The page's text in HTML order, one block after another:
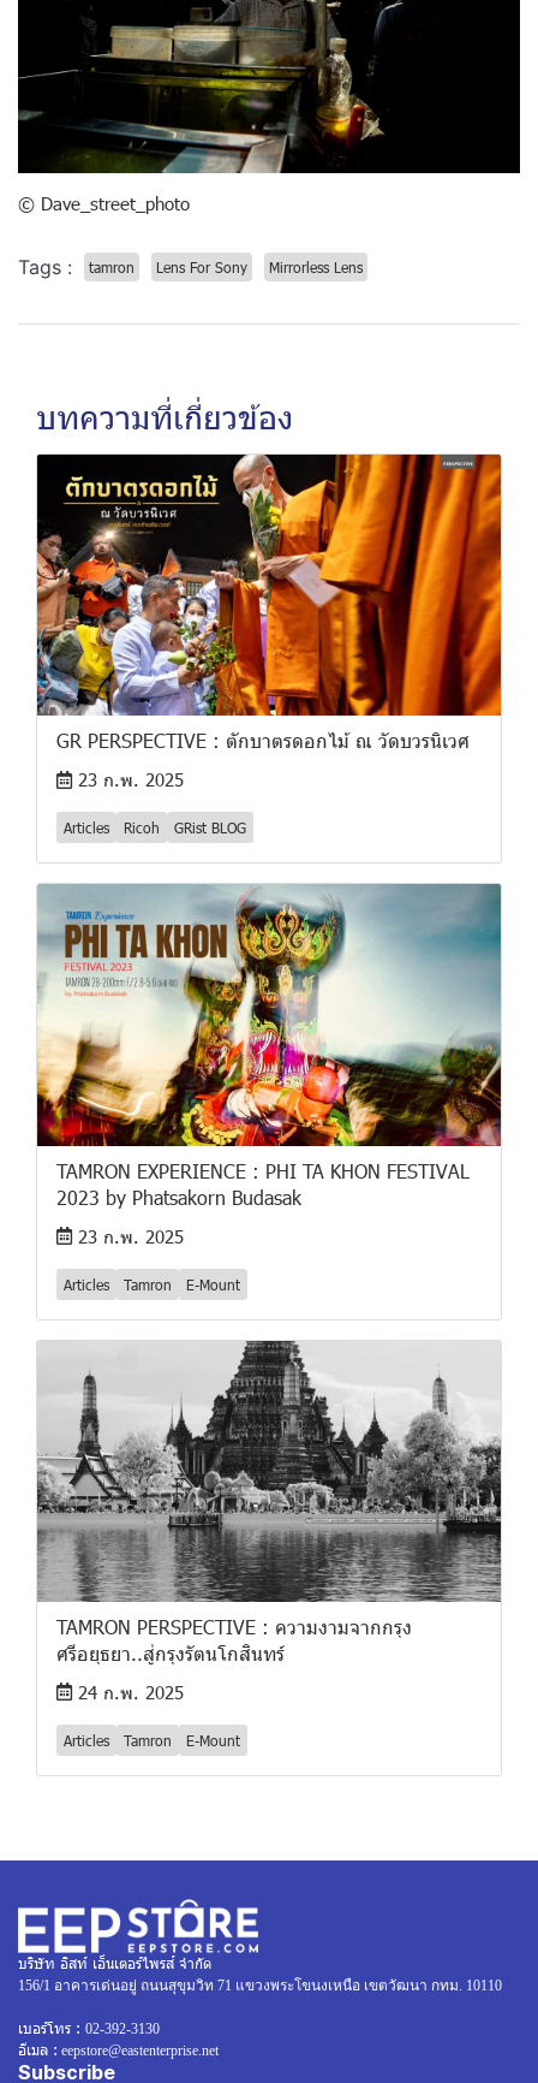
© Dave_street_photo
Tags : tamron Lens For Sony Mirrorless Lens
บทความที่เกี่ยวข้อง
GR PERSPECTIVE : ตักบาตรดอกไม้ ณ วัดบวรนิเวศ
23 ก.พ. 2025
Articles Ricoh GRist BLOG
TAMRON EXPERIENCE : PHI TA KHON FESTIVAL
2023 by Phatsakorn Budasak
23 ก.พ. 2025
Articles Tamron E-Mount
TAMRON PERSPECTIVE : ความงามจากกรุง
ศรีอยุธยา..สู่กรุงรัตนโกสินทร์
24 ก.พ. 2025
Articles Tamron E-Mount
บริษัท อิสท์ เอ็นเตอร์ไพรส์ จำกัด
156/1 อาคารเด่นอยู่ ถนนสุขุมวิท 71 แขวงพระโขนงเหนือ เขตวัฒนา กทม. 10110
เบอร์โทร : 02-392-3130
อีเมล : eepstore@eastenterprise.net
Subscribe